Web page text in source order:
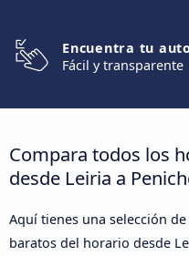
Encuentra tu
Fácil y transparente
Compara todos los
desde Leiria a
Aquí tienes una selección
baratos del horario desde